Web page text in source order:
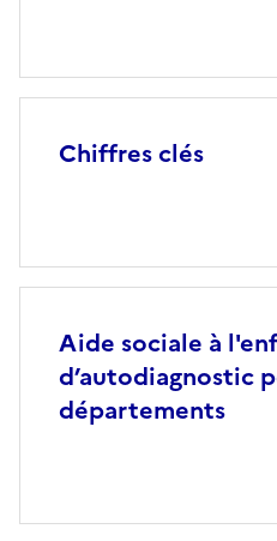
Chiffres clés
Aide sociale à
d’autodiagnostic
départements